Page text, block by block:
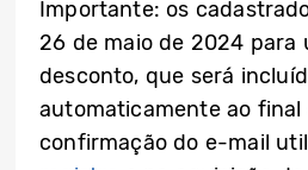
Importante: os
26 de maio de 2024 para
desconto, que será
automaticamente ao final
confirmação do e-mail